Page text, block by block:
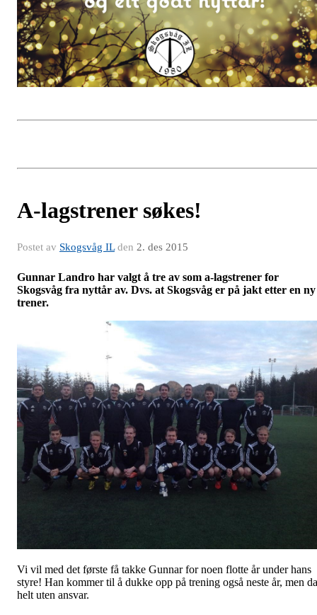
A-lagstrener søkes!
Postet av Skogsvåg ILden 2. des 2015
Gunnar Landro har valgt å tre av som a-lagstrener for
Skogsvåg fra nyttår av. Dvs. at Skogsvåg er på jakt etter en ny
trener.
Vi vil med det første få takke Gunnar for noen flotte år under hans
styre! Han kommer til å dukke opp på trening også neste år, men da
helt uten ansvar.